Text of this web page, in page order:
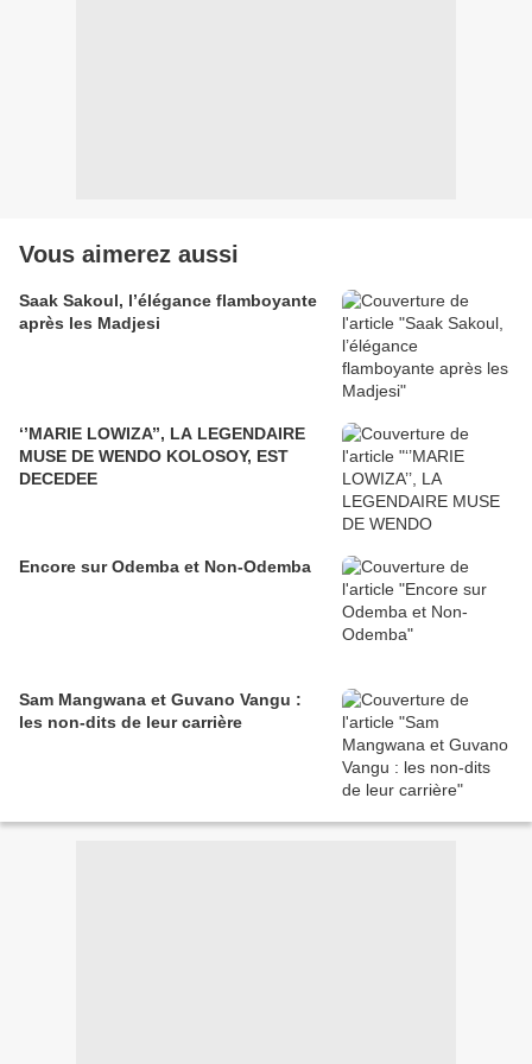
Vous aimerez aussi
Saak Sakoul, l’élégance flamboyante
après les Madjesi
‘’MARIE LOWIZA’’, LA LEGENDAIRE
MUSE DE WENDO KOLOSOY, EST
DECEDEE
Encore sur Odemba et Non-Odemba
Sam Mangwana et Guvano Vangu :
les non-dits de leur carrière